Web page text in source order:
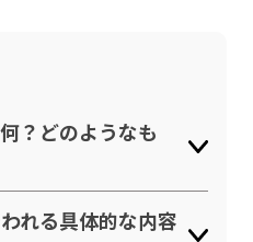
？どのようなも
れる具体的な内容